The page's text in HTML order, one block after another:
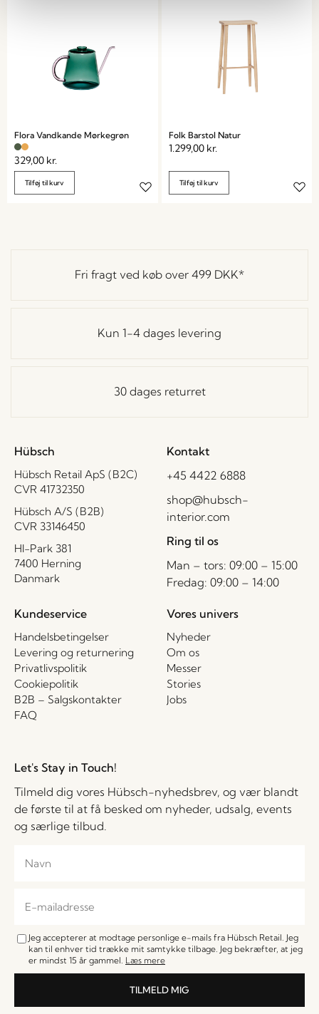
Flora Vandkande Mørkegrøn
329,00 kr.
Tilføj til kurv
Folk Barstol Natur
1.299,00 kr.
Tilføj til kurv
Fri fragt ved køb over 499 DKK*
Kun 1-4 dages levering
30 dages returret
Hübsch
Hübsch Retail ApS (B2C)
CVR 41732350
Hübsch A/S (B2B)
CVR 33146450
HI-Park 381
7400 Herning
Danmark
Kontakt
+45 4422 6888
shop@hubsch-
interior.com
Ring til os
Man – tors: 09:00 – 15:00
Fredag: 09:00 – 14:00
Kundeservice
Handelsbetingelser
Levering og returnering
Privatlivspolitik
Cookiepolitik
B2B – Salgskontakter
FAQ
Vores univers
Nyheder
Om os
Messer
Stories
Jobs
Let's Stay in Touch!
Tilmeld dig vores Hübsch-nyhedsbrev, og vær blandt
de første til at få besked om nyheder, udsalg, events
og særlige tilbud.
Jeg accepterer at modtage personlige e-mails fra Hübsch Retail. Jeg
kan til enhver tid trække mit samtykke tilbage. Jeg bekræfter, at jeg
er mindst 15 år gammel. Læs mere
TILMELD MIG